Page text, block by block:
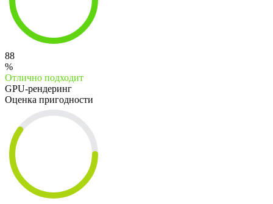
88
%
Отлично подходит
GPU-рендеринг
Оценка пригодности